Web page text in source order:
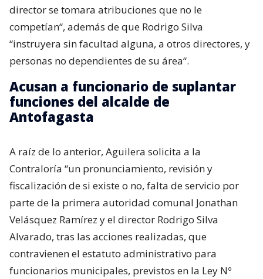
director se tomara atribuciones que no le
competían“, además de que Rodrigo Silva
“instruyera sin facultad alguna, a otros directores, y
personas no dependientes de su área“.
Acusan a funcionario de suplantar
funciones del alcalde de
Antofagasta
A raíz de lo anterior, Aguilera solicita a la
Contraloría “un pronunciamiento, revisión y
fiscalización de si existe o no, falta de servicio por
parte de la primera autoridad comunal Jonathan
Velásquez Ramírez y el director Rodrigo Silva
Alvarado, tras las acciones realizadas, que
contravienen el estatuto administrativo para
funcionarios municipales, previstos en la Ley Nº